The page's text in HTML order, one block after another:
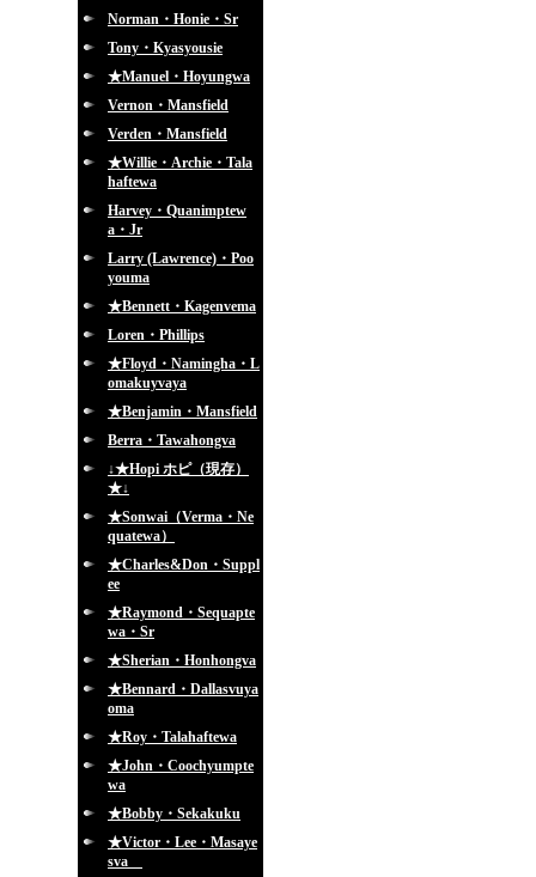
Norman・Honie・Sr
Tony・Kyasyousie
★Manuel・Hoyungwa
Vernon・Mansfield
Verden・Mansfield
★Willie・Archie・Tala
haftewa
Harvey・Quanimptew
a・Jr
Larry (Lawrence)・Poo
youma
★Bennett・Kagenvema
Loren・Phillips
★Floyd・Namingha・L
omakuyvaya
★Benjamin・Mansfield
Berra・Tawahongva
↓★Hopi ホピ（現存）
★↓
★Sonwai（Verma・Ne
quatewa）
★Charles&Don・Suppl
ee
★Raymond・Sequapte
wa・Sr
★Sherian・Honhongva
★Bennard・Dallasvuya
oma
★Roy・Talahaftewa
★John・Coochyumpte
wa
★Bobby・Sekakuku
★Victor・Lee・Masaye
sva